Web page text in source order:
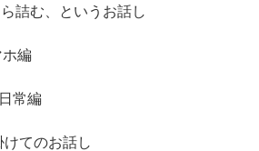
詰む、というお話し
編
常編
てのお話し